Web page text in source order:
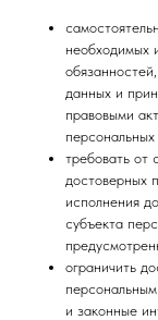
необходимых
данных и
правовыми
требовать от
достоверных
исполнения
субъекта
ограничить
и законные